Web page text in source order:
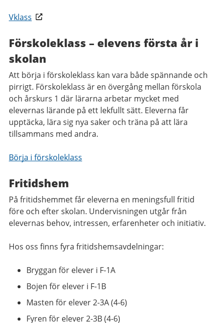
Vklass
Förskoleklass – elevens första år i
skolan
Att börja i förskoleklass kan vara både spännande och
pirrigt. Förskoleklass är en övergång mellan förskola
och årskurs 1 där lärarna arbetar mycket med
elevernas lärande på ett lekfullt sätt. Eleverna får
upptäcka, lära sig nya saker och träna på att lära
tillsammans med andra.
Börja i förskoleklass
Fritidshem
På fritidshemmet får eleverna en meningsfull fritid
före och efter skolan. Undervisningen utgår från
elevernas behov, intressen, erfarenheter och initiativ.
Hos oss finns fyra fritidshemsavdelningar:
Bryggan för elever i F-1A
Bojen för elever i F-1B
Masten för elever 2-3A (4-6)
Fyren för elever 2-3B (4-6)